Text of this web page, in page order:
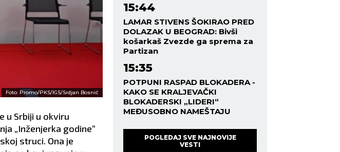
Foto: Promo/PKS/IGS/Srdjan Bosnić
u Srbiji u okviru
„Inženjerka godine“
struci. Ona je
15:44
LAMAR STIVENS ŠOKIRAO PRED
DOLAZAK U BEOGRAD: Bivši
košarkaš Zvezde ga sprema za
Partizan
15:35
POTPUNI RASPAD BLOKADERA -
KAKO SE KRALJEVAČKI
BLOKADERSKI „LIDERI“
MEĐUSOBNO NAMEŠTAJU
POGLEDAJ SVE NAJNOVIJE
VESTI